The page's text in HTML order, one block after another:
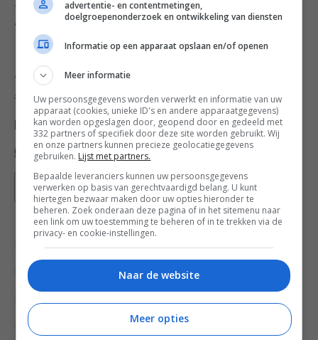
Per portie 589 cal., 17,5 g vet (2,5 g verzadigd), 19 g
eiwitten, 81,6 g koolhydraten, 23,6 g suiker
Wil je meer weten over de verschillende superfoods die
in dit recept zitten, zoals allerlei soorten noten?
dan hier ons Superfood ABC.
Deel dit recept
Bewaar recept
Comfort Food Comfort Food recepten
Gezonde recepten voor kinderen
advertentie- en contentmetingen,
doelgroepenonderzoek en ontwikkeling van diensten
Informatie op een apparaat opslaan en/of openen
Meer informatie
Uw persoonsgegevens worden verwerkt en informatie van uw
apparaat (cookies, unieke ID's en andere apparaatgegevens)
kan worden opgeslagen door, geopend door en gedeeld met
332 partners of specifiek door deze site worden gebruikt. Wij
en onze partners kunnen precieze geolocatiegegevens
gebruiken. Lijst met partners.
Bepaalde leveranciers kunnen uw persoonsgegevens
verwerken op basis van gerechtvaardigd belang. U kunt
hiertegen bezwaar maken door uw opties hieronder te
beheren. Zoek onderaan deze pagina of in het sitemenu naar
een link om uw toestemming te beheren of in te trekken via de
privacy- en cookie-instellingen.
Naar de website
Meer opties